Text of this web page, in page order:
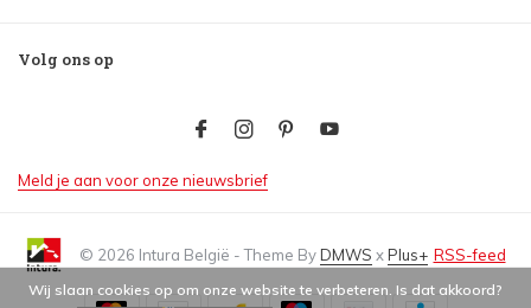
Volg ons op
Meld je aan voor onze nieuwsbrief
© 2026 Intura België - Theme ByDMWS xPlus+ RSS-feed
Wij slaan cookies op om onze website te verbeteren. Is dat akkoord?